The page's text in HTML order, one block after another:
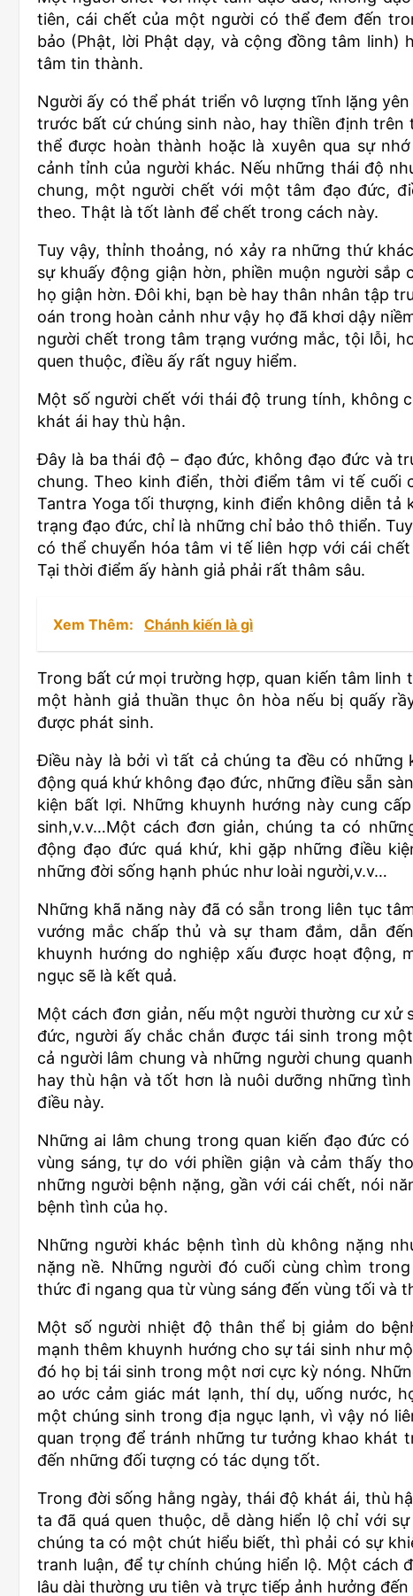
tiên, cái chết của một người có thể đem đến
bảo (Phật, lời Phật dạy, và cộng đồng tâm linh)
tâm tin thành.
Người ấy có thể phát triển vô lượng tĩnh lặng
trước bất cứ chúng sinh nào, hay thiền định
thể được hoàn thành hoặc là xuyên qua sự
cảnh tỉnh của người khác. Nếu những thái độ
chung, một người chết với một tâm đạo đức,
theo. Thật là tốt lành để chết trong cách này.
Tuy vậy, thỉnh thoảng, nó xảy ra những thứ
sự khuấy động giận hờn, phiền muộn người
họ giận hờn. Đôi khi, bạn bè hay thân nhân tập
oán trong hoàn cảnh như vậy họ đã khơi dậy
người chết trong tâm trạng vướng mắc, tội lỗi,
quen thuộc, điều ấy rất nguy hiểm.
Một số người chết với thái độ trung tính, không
khát ái hay thù hận.
Đây là ba thái độ – đạo đức, không đạo đức và
chung. Theo kinh điển, thời điểm tâm vi tế
Tantra Yoga tối thượng, kinh điển không diễn tả
trạng đạo đức, chỉ là những chỉ bảo thô thiển.
có thể chuyển hóa tâm vi tế liên hợp với cái
Tại thời điểm ấy hành giả phải rất thâm sâu.
Xem Thêm: Chánh kiến là gì
Trong bất cứ mọi trường hợp, quan kiến tâm linh
một hành giả thuần thục ôn hòa nếu bị quấy
được phát sinh.
Điều này là bởi vì tất cả chúng ta đều có
động quá khứ không đạo đức, những điều sẵn
kiện bất lợi. Những khuynh hướng này cung
sinh,v.v…Một cách đơn giản, chúng ta có
động đạo đức quá khứ, khi gặp những điều
những đời sống hạnh phúc như loài người,v.v…
Những khã năng này đã có sẵn trong liên tục
vướng mắc chấp thủ và sự tham đắm, dẫn
khuynh hướng do nghiệp xấu được hoạt động,
ngục sẽ là kết quả.
Một cách đơn giản, nếu một người thường cư xử
đức, người ấy chắc chắn được tái sinh trong
cả người lâm chung và những người chung
hay thù hận và tốt hơn là nuôi dưỡng những
điều này.
Những ai lâm chung trong quan kiến đạo đức
vùng sáng, tự do với phiền giận và cảm thấy
những người bệnh nặng, gần với cái chết, nói
bệnh tình của họ.
Những người khác bệnh tình dù không nặng
nặng nề. Những người đó cuối cùng chìm
thức đi ngang qua từ vùng sáng đến vùng tối và
Một số người nhiệt độ thân thể bị giảm do
mạnh thêm khuynh hướng cho sự tái sinh như
đó họ bị tái sinh trong một nơi cực kỳ nóng.
ao ước cảm giác mát lạnh, thí dụ, uống nước,
một chúng sinh trong địa ngục lạnh, vì vậy nó
quan trọng để tránh những tư tưởng khao khát
đến những đối tượng có tác dụng tốt.
Trong đời sống hằng ngày, thái độ khát ái, thù
ta đã quá quen thuộc, dễ dàng hiển lộ chỉ với
chúng ta có một chút hiểu biết, thì phải có sự
tranh luận, để tự chính chúng hiển lộ. Một cách
lâu dài thường ưu tiên và trực tiếp ảnh hưởng đến